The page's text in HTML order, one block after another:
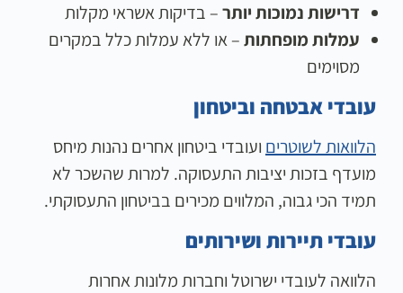
דרישות נמוכות יותר– בדיקות אשראי מקלות
עמלות מופחתות– או ללא עמלות כלל במקרים
מסוימים
עובדי אבטחה וביטחון
הלוואות לשוטרים ועובדי ביטחון אחרים נהנות מיחס
מועדף בזכות יציבות התעסוקה. למרות שהשכר לא
תמיד הכי גבוה, המלווים מכירים בביטחון התעסוקתי.
עובדי תיירות ושירותים
הלוואה לעובדי ישרוטל וחברות מלונות אחרות